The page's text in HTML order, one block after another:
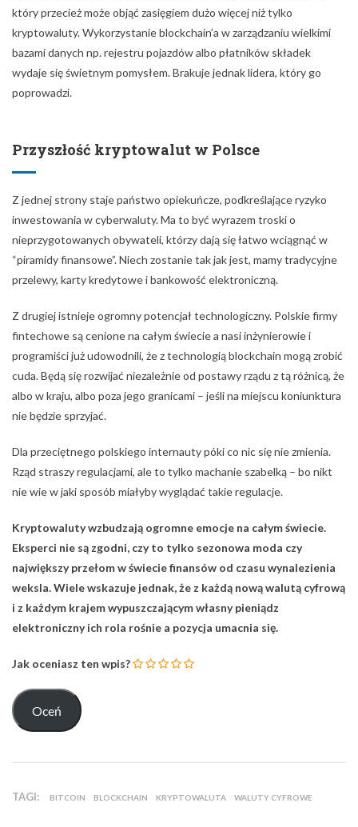
który przecież może objąć zasięgiem dużo więcej niż tylko
kryptowaluty. Wykorzystanie blockchain’a w zarządzaniu wielkimi
bazami danych np. rejestru pojazdów albo płatników składek
wydaje się świetnym pomysłem. Brakuje jednak lidera, który go
poprowadzi.
Przyszłość kryptowalut w Polsce
Z jednej strony staje państwo opiekuńcze, podkreślające ryzyko
inwestowania w cyberwaluty. Ma to być wyrazem troski o
nieprzygotowanych obywateli, którzy dają się łatwo wciągnąć w
“piramidy finansowe”. Niech zostanie tak jak jest, mamy tradycyjne
przelewy, karty kredytowe i bankowość elektroniczną.
Z drugiej istnieje ogromny potencjał technologiczny. Polskie firmy
fintechowe są cenione na całym świecie a nasi inżynierowie i
programiści już udowodnili, że z technologią blockchain mogą zrobić
cuda. Będą się rozwijać niezależnie od postawy rządu z tą różnicą, że
albo w kraju, albo poza jego granicami – jeśli na miejscu koniunktura
nie będzie sprzyjać.
Dla przeciętnego polskiego internauty póki co nic się nie zmienia.
Rząd straszy regulacjami, ale to tylko machanie szabelką – bo nikt
nie wie w jaki sposób miałyby wyglądać takie regulacje.
Kryptowaluty wzbudzają ogromne emocje na całym świecie.
Eksperci nie są zgodni, czy to tylko sezonowa moda czy
największy przełom w świecie finansów od czasu wynalezienia
weksla. Wiele wskazuje jednak, że z każdą nową walutą cyfrową
i z każdym krajem wypuszczającym własny pieniądz
elektroniczny ich rola rośnie a pozycja umacnia się.
Jak oceniasz ten wpis?
TAGI: BITCOIN BLOCKCHAIN KRYPTOWALUTA WALUTY CYFROWE